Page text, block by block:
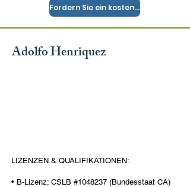
Fordern Sie ein kostenloses Angebot an
Adolfo Henriquez
LIZENZEN & QUALIFIKATIONEN:
• B-Lizenz; CSLB #1048237 (Bundesstaat CA)